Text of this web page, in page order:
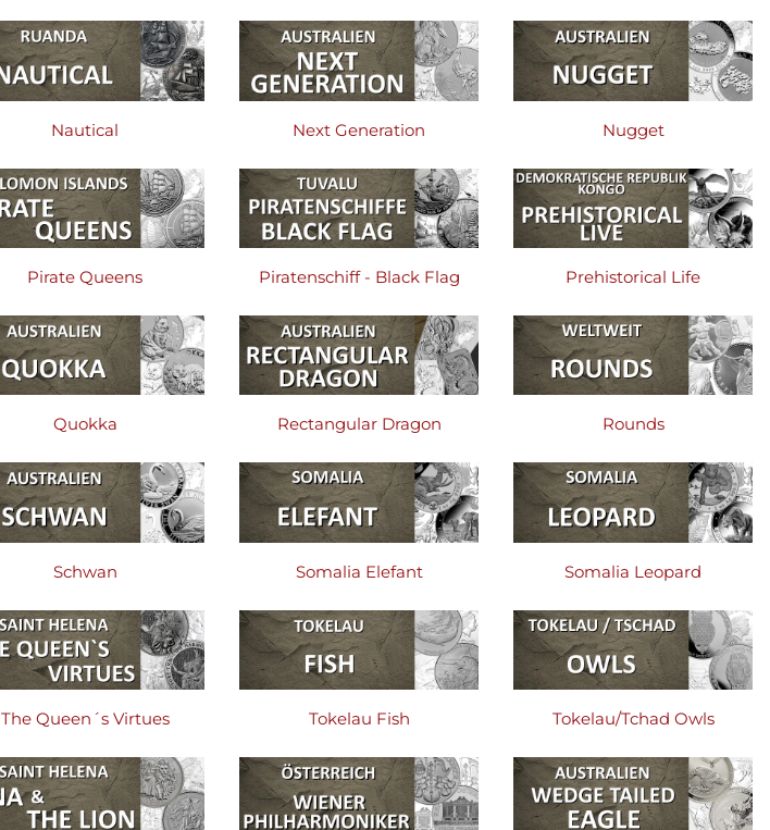
Nautical Next Generation Nugget
Pirate Queens Piratenschiff - Black Flag Prehistorical Life
Quokka Rectangular Dragon Rounds
Schwan Somalia Elefant Somalia Leopard
The Queen´s Virtues Tokelau Fish Tokelau/Tchad Owls